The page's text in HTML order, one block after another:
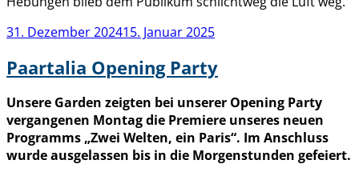
Veröffentlicht
31. Dezember 202415. Januar 2025
Paartalia Opening Party
Unsere Garden zeigten bei unserer Opening Party
vergangenen Montag die Premiere unseres neuen
Programms „Zwei Welten, ein Paris“. Im Anschluss
wurde ausgelassen bis in die Morgenstunden gefeiert.